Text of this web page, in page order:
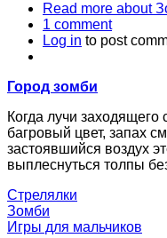
Read more about
1 comment
Log in to post
Город зомби
Когда лучи
багровый цвет, запах
застоявшийся воздух
выплеснуться толпы
Стрелялки
Зомби
Игры для мальчиков